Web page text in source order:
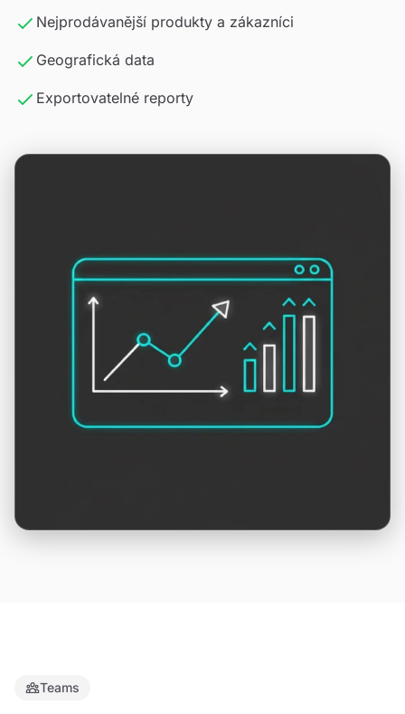
Nejprodávanější produkty a zákazníci
Geografická data
Exportovatelné reporty
Teams